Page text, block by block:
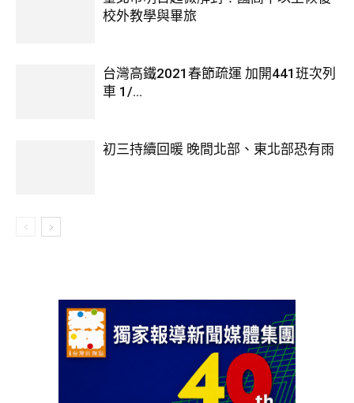
校外教學與畢旅
台灣高鐵2021春節疏運 加開441班次列
車 1/...
初三持續回暖 晚間北部、東北部恐有雨